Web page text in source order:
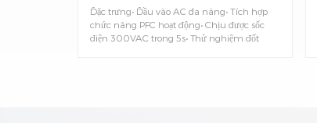
Đặc trưng• Đầu vào AC đa năng• Tích hợp
chức năng PFC hoạt động• Chịu được sốc
điện 300VAC trong 5s• Thử nghiệm đốt